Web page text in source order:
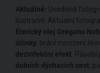
Aktuálně: Uvedená
ilustrační. Aktuální
Éterický olej Oregano
účinky, brání množení
dezinfekční efekt .
dolních dýchacích cest,